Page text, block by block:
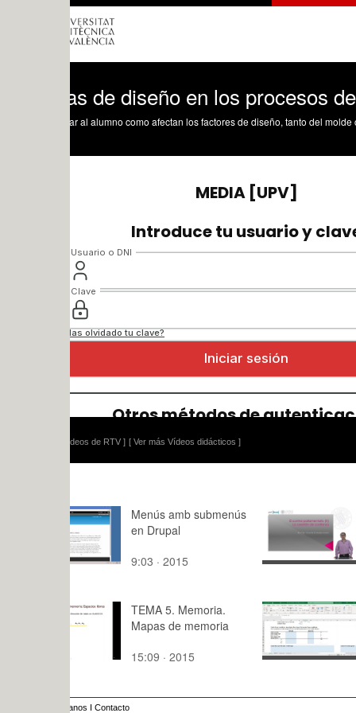
de diseño en los procesos de
[ Ver más Vídeos didácticos ]
Menús amb submenús
en Drupal
9:03 · 2015
El control
cuestión
9:00 · 2013
TEMA 5. Memoria.
Mapas de memoria
15:09 · 2015
SET 6.-
stages
9:,2 · 2020